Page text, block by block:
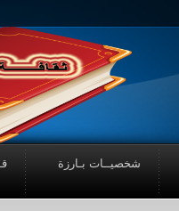
شخصيــات بـارزة